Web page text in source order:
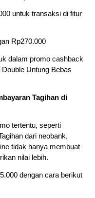
untuk transaksi di fitur
Rp270.000
dalam promo cashback
Untung Bebas
Tagihan di
tertentu, seperti
dari neobank,
tidak hanya membuat
nilai lebih.
dengan cara berikut